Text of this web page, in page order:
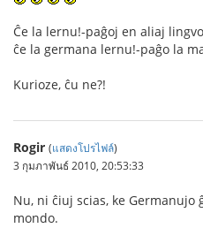
Ĉe la lernu!-paĝoj en aliaj
ĉe la germana lernu!-paĝo la
Kurioze, ĉu ne?!
Rogir (แสดงโปรไฟล์)
3 กุมภาพันธ์ 2010, 20:53:33
Nu, ni ĉiuj scias, ke
mondo.